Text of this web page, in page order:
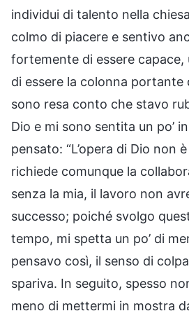
individui di talento nella
colmo di piacere e sentivo
fortemente di essere
di essere la colonna portante
sono resa conto che stavo
Dio e mi sono sentita un po’
pensato: “L’opera di Dio non
richiede comunque la
senza la mia, il lavoro non
successo; poiché svolgo
tempo, mi spetta un po’ di
pensavo così, il senso di
spariva. In seguito, spesso
meno di mettermi in mostra